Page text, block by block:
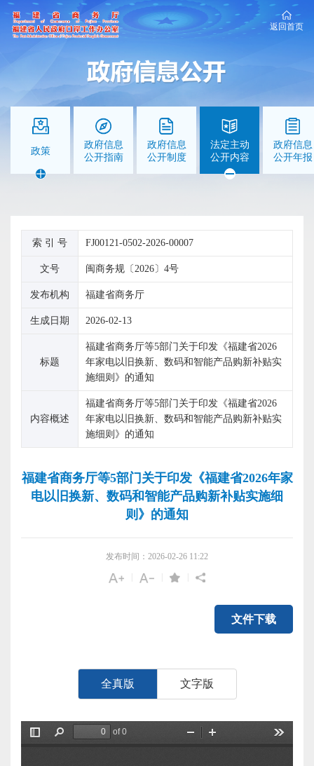
返回首页
政策
政府信息
公开指南
政府信息
公开制度
法定主动
公开内容
政府信息
公开年报
索 引 号 FJ00121-0502-2026-00007
文号 闽商务规〔2026〕4号
发布机构 福建省商务厅
生成日期 2026-02-13
标题
福建省商务厅等5部门关于印发《福建省2026
年家电以旧换新、数码和智能产品购新补贴实
施细则》的通知
内容概述
福建省商务厅等5部门关于印发《福建省2026
年家电以旧换新、数码和智能产品购新补贴实
施细则》的通知
福建省商务厅等5部门关于印发《福建省2026年家
电以旧换新、数码和智能产品购新补贴实施细
则》的通知
发布时间：2026-02-26 11:22
文件下载
全真版 文字版